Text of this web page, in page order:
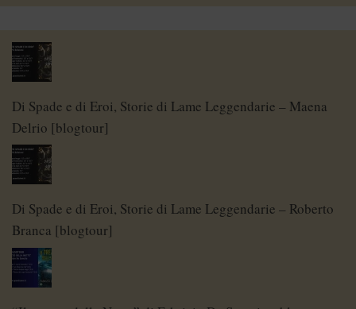
Di Spade e di Eroi, Storie di Lame Leggendarie – Maena
Delrio [blogtour]
Di Spade e di Eroi, Storie di Lame Leggendarie – Roberto
Branca [blogtour]